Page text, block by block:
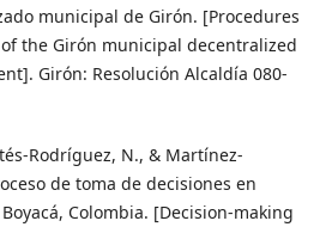
municipal de Girón. [Procedures
the Girón municipal decentralized
Girón: Resolución Alcaldía 080-
Rodríguez, N., & Martínez-
de toma de decisiones en
Colombia. [Decision-making